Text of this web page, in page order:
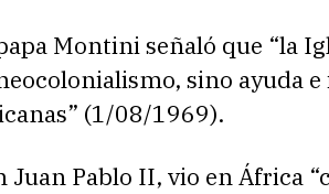
Montini señaló que “la
sino ayuda
(1/08/1969).
Juan Pablo II, vio en África